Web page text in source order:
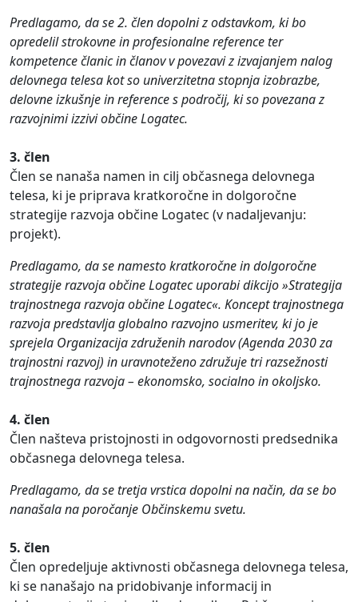
Predlagamo, da se 2. člen dopolni z odstavkom, ki bo
opredelil strokovne in profesionalne reference ter
kompetence članic in članov v povezavi z izvajanjem nalog
delovnega telesa kot so univerzitetna stopnja izobrazbe,
delovne izkušnje in reference s področij, ki so povezana z
razvojnimi izzivi občine Logatec.
3. člen
Člen se nanaša namen in cilj občasnega delovnega
telesa, ki je priprava kratkoročne in dolgoročne
strategije razvoja občine Logatec (v nadaljevanju:
projekt).
Predlagamo, da se namesto kratkoročne in dolgoročne
strategije razvoja občine Logatec uporabi dikcijo »Strategija
trajnostnega razvoja občine Logatec«. Koncept trajnostnega
razvoja predstavlja globalno razvojno usmeritev, ki jo je
sprejela Organizacija združenih narodov (Agenda 2030 za
trajnostni razvoj) in uravnoteženo združuje tri razsežnosti
trajnostnega razvoja – ekonomsko, socialno in okoljsko.
4. člen
Člen našteva pristojnosti in odgovornosti predsednika
občasnega delovnega telesa.
Predlagamo, da se tretja vrstica dopolni na način, da se bo
nanašala na poročanje Občinskemu svetu.
5. člen
Člen opredeljuje aktivnosti občasnega delovnega telesa,
ki se nanašajo na pridobivanje informacij in